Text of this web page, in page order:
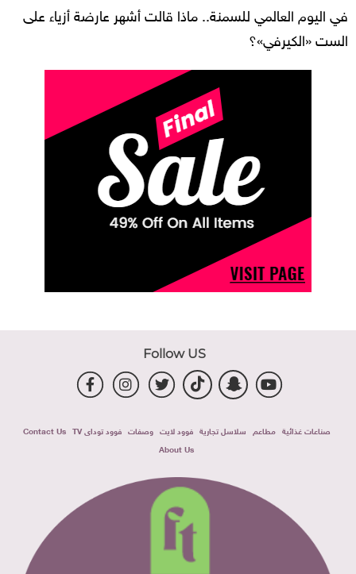
في اليوم العالمي للسمنة.. ماذا قالت أشهر عارضة أزياء على
الست «الكيرفي»؟
Follow US
صناعات غذائية مطاعم سلاسل تجارية فوود لايت وصفات فوود توداى TV
Contact Us
About Us